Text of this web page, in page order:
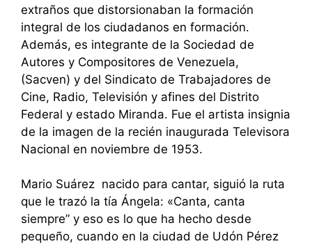
extraños que distorsionaban la formación
integral de los ciudadanos en formación.
Además, es integrante de la Sociedad de
Autores y Compositores de Venezuela,
(Sacven) y del Sindicato de Trabajadores de
Cine, Radio, Televisión y afines del Distrito
Federal y estado Miranda. Fue el artista insignia
de la imagen de la recién inaugurada Televisora
Nacional en noviembre de 1953.
Mario Suárez nacido para cantar, siguió la ruta
que le trazó la tía Ángela: «Canta, canta
siempre” y eso es lo que ha hecho desde
pequeño, cuando en la ciudad de Udón Pérez